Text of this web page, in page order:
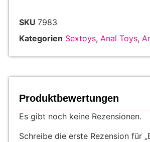
SKU 7983
Kategorien Sextoys, Anal Toys,
Produktbewertungen
Es gibt noch keine Rezensionen.
Schreibe die erste Rezension für